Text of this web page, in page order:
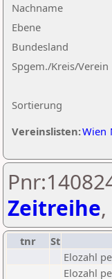
Nachname
Ebene
Sortierung
Bundesland
Spgem./Kreis/Verein
Vereinslisten:Wien
Zeitreihe,
tnr St
Elozahl
Elozahl